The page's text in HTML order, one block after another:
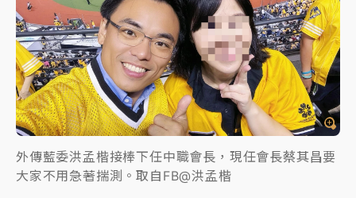
駁 理由曝光
故宮《龍藏經》特展第2檔！今線上預約開賣一度塞車
周六起展出延長至晚上7時
台東農業處長涉圖利渡假村！東檢抗告成功 今重開羈
押庭
雨熱區曝
外傳藍委洪孟楷接棒下任中職會長，現任會長蔡其昌要
大家不用急著揣測。取自FB@洪孟楷